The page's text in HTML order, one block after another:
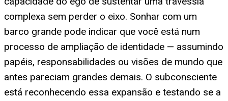
complexa sem perder o eixo. Sonhar com um
barco grande pode indicar que você está num
processo de ampliação de identidade — assumindo
papéis, responsabilidades ou visões de mundo que
antes pareciam grandes demais. O subconsciente
está reconhecendo essa expansão e testando se a